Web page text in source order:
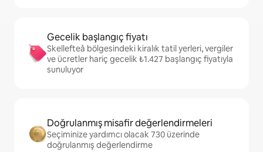
Gecelik başlangıç fiyatı
Skellefteå bölgesindeki kiralık tatil yerleri, vergiler
ve ücretler hariç gecelik ₺1.427 başlangıç fiyatıyla
sunuluyor
Doğrulanmış misafir değerlendirmeleri
Seçiminize yardımcı olacak 730 üzerinde
doğrulanmış değerlendirme